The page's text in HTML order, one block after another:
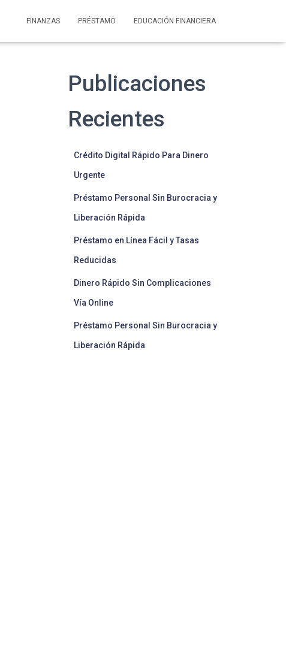
FINANZAS PRÉSTAMO EDUCACIÓN FINANCIERA
Publicaciones
Recientes
Crédito Digital Rápido Para Dinero
Urgente
Préstamo Personal Sin Burocracia y
Liberación Rápida
Préstamo en Línea Fácil y Tasas
Reducidas
Dinero Rápido Sin Complicaciones
Vía Online
Préstamo Personal Sin Burocracia y
Liberación Rápida